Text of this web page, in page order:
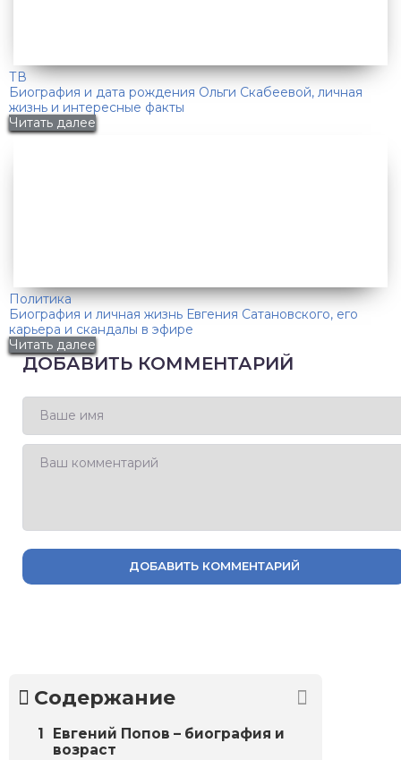
ТВ
Биография и дата рождения Ольги Скабеевой, личная
жизнь и интересные факты
Читать далее
Политика
Биография и личная жизнь Евгения Сатановского, его
карьера и скандалы в эфире
Читать далее
ДОБАВИТЬ КОММЕНТАРИЙ
ДОБАВИТЬ КОММЕНТАРИЙ
Содержание
Евгений Попов – биография и
возраст